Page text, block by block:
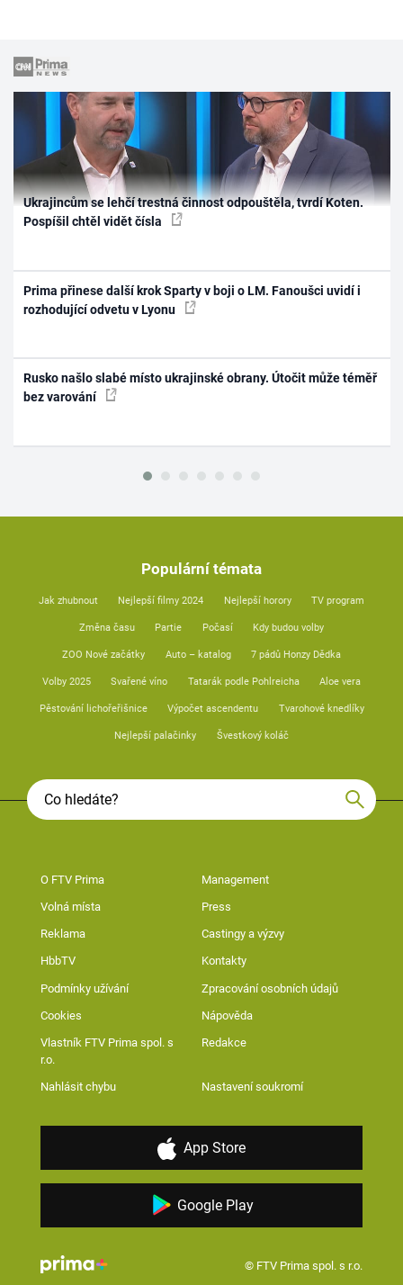
Ukrajincům se lehčí trestná činnost odpouštěla, tvrdí Koten.
Pospíšil chtěl vidět čísla
Prima přinese další krok Sparty v boji o LM. Fanoušci uvidí i
rozhodující odvetu v Lyonu
Rusko našlo slabé místo ukrajinské obrany. Útočit může téměř
bez varování
Populární témata
Jak zhubnout Nejlepší filmy 2024 Nejlepší horory TV program
Změna času Partie Počasí Kdy budou volby
ZOO Nové začátky Auto – katalog 7 pádů Honzy Dědka
Volby 2025 Svařené víno Tatarák podle Pohlreicha Aloe vera
Pěstování lichořeřišnice Výpočet ascendentu Tvarohové knedlíky
Nejlepší palačinky Švestkový koláč
O FTV Prima Management
Volná místa Press
Reklama Castingy a výzvy
HbbTV Kontakty
Podmínky užívání Zpracování osobních údajů
Cookies Nápověda
Vlastník FTV Prima spol. s
r.o.
Redakce
Nahlásit chybu Nastavení soukromí
App Store
Google Play
© FTV Prima spol. s r.o.